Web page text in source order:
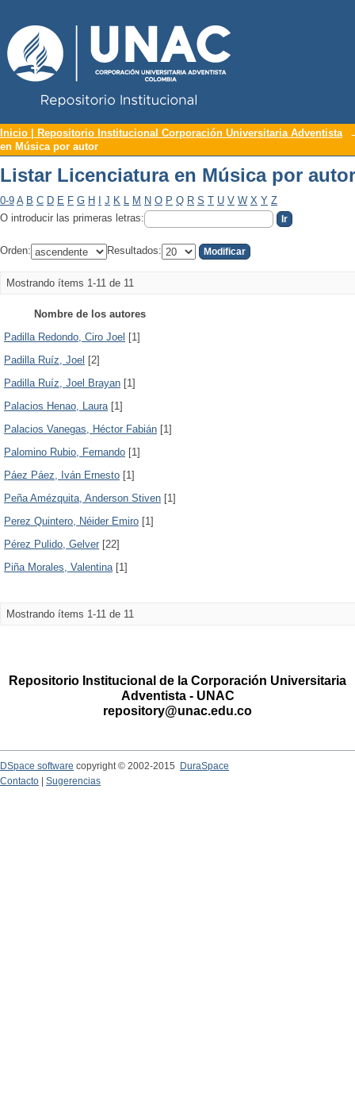
Listar Licenciatura en Música por autor
Inicio | Repositorio Institucional Corporación Universitaria Adventista
en Música por autor
Listar Licenciatura en Música por autor
0-9 A B C D E F G H J K L M N O P Q R S T U V W X Y Z
O introducir las primeras letras:
Orden: Resultados:
Mostrando ítems 1-11 de 11
Nombre de los autores
Padilla Redondo, Ciro Joel [1]
Padilla Ruíz, Joel [2]
Padilla Ruíz, Joel Brayan [1]
Palacios Henao, Laura[1]
Palacios Vanegas, Héctor Fabián [1]
Palomino Rubio, Fernando [1]
Páez Páez, Iván Ernesto [1]
Peña Amézquita, Anderson Stiven [1]
Perez Quintero, Néider Emiro [1]
Pérez Pulido, Gelver [22]
Piña Morales, Valentina[1]
Mostrando ítems 1-11 de 11
Repositorio Institucional de la Corporación Universitaria
Adventista - UNAC
repository@unac.edu.co
DSpace software copyright © 2002-2015
DuraSpace
Contacto
Sugerencias